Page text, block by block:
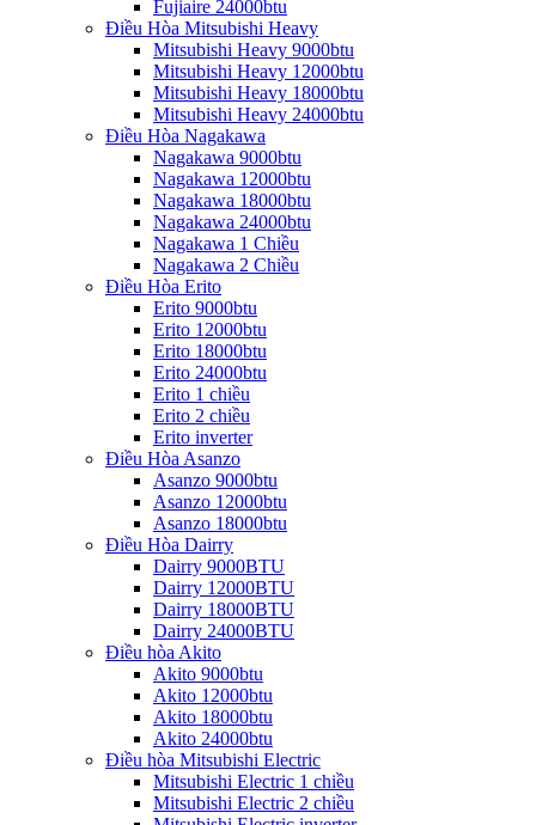
Fujiaire 24000btu
Điều Hòa Mitsubishi Heavy
Mitsubishi Heavy 9000btu
Mitsubishi Heavy 12000btu
Mitsubishi Heavy 18000btu
Mitsubishi Heavy 24000btu
Điều Hòa Nagakawa
Nagakawa 9000btu
Nagakawa 12000btu
Nagakawa 18000btu
Nagakawa 24000btu
Nagakawa 1 Chiều
Nagakawa 2 Chiều
Điều Hòa Erito
Erito 9000btu
Erito 12000btu
Erito 18000btu
Erito 24000btu
Erito 1 chiều
Erito 2 chiều
Erito inverter
Điều Hòa Asanzo
Asanzo 9000btu
Asanzo 12000btu
Asanzo 18000btu
Điều Hòa Dairry
Dairry 9000BTU
Dairry 12000BTU
Dairry 18000BTU
Dairry 24000BTU
Điều hòa Akito
Akito 9000btu
Akito 12000btu
Akito 18000btu
Akito 24000btu
Điều hòa Mitsubishi Electric
Mitsubishi Electric 1 chiều
Mitsubishi Electric 2 chiều